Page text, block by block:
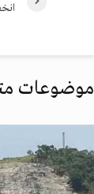
موضوعات